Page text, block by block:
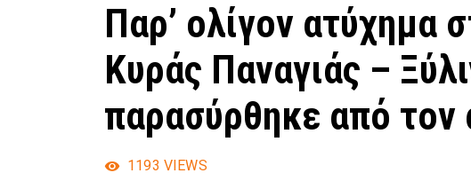
Παρ’ ολίγον ατύχημα
Κυράς Παναγιάς –
παρασύρθηκε από τον
1193 VIEWS